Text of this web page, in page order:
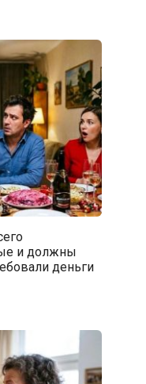
и должны
деньги